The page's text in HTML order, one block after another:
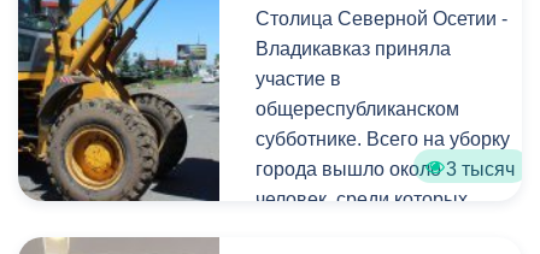
Молодежный парламент
РСО-Алания, Комитет по
делам молодежи РСО-
Алания, Агентство по
организации мероприятий
«Bond event».
Столица Северной Осетии -
Владикавказ приняла
участие в
общереспубликанском
субботнике. Всего на уборку
города вышло около 3 тысяч
человек, среди которых